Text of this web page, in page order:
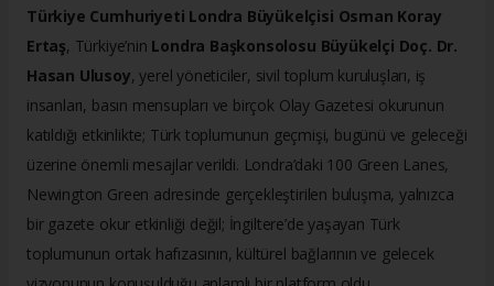
Türkiye Cumhuriyeti Londra Büyükelçisi Osman Koray
Ertaş, Türkiye’nin Londra Başkonsolosu Büyükelçi Doç. Dr.
Hasan Ulusoy, yerel yöneticiler, sivil toplum kuruluşları, iş
insanları, basın mensupları ve birçok Olay Gazetesi okurunun
katıldığı etkinlikte; Türk toplumunun geçmişi, bugünü ve geleceği
üzerine önemli mesajlar verildi. Londra’daki 100 Green Lanes,
Newington Green adresinde gerçekleştirilen buluşma, yalnızca
bir gazete okur etkinliği değil; İngiltere’de yaşayan Türk
toplumunun ortak hafızasının, kültürel bağlarının ve gelecek